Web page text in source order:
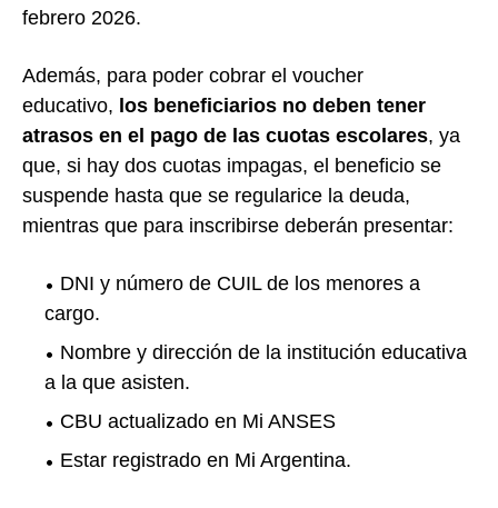
febrero 2026.
Además, para poder cobrar el voucher
educativo, los beneficiarios no deben tener
atrasos en el pago de las cuotas escolares, ya
que, si hay dos cuotas impagas, el beneficio se
suspende hasta que se regularice la deuda,
mientras que para inscribirse deberán presentar:
DNI y número de CUIL de los menores a
cargo.
Nombre y dirección de la institución educativa
a la que asisten.
CBU actualizado en Mi ANSES
Estar registrado en Mi Argentina.